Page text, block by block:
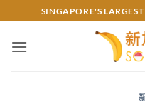
to
content
SINGAPORE'S